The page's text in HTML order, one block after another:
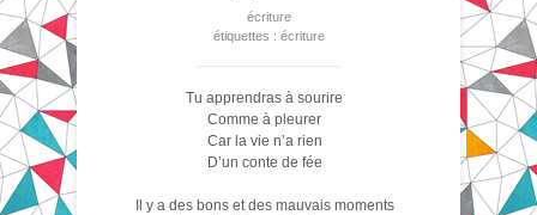
écriture
étiquettes : écriture
Tu apprendras à sourire
Comme à pleurer
Car la vie n’a rien
D’un conte de fée
Il y a des bons et des mauvais moments